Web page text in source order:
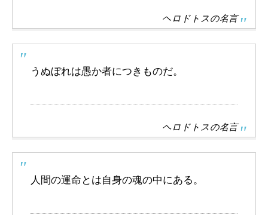
ヘロドトスの名言
うぬぼれは愚か者につきものだ。
ヘロドトスの名言
人間の運命とは自身の魂の中にある。